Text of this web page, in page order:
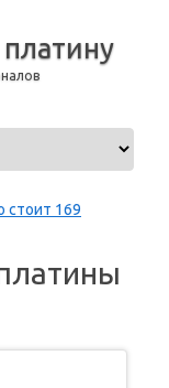
стоит 169